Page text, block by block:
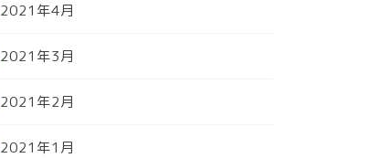
2021年4月
2021年3月
2021年2月
2021年1月